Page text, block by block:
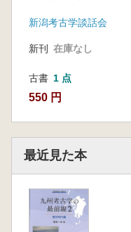
新潟考古学談話会
新刊 在庫なし
古書 1 点
550 円
最近見た本